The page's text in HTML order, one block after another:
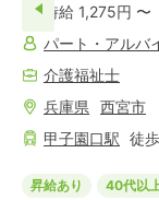
時給 1,275円 〜
パート・アルバ
介護福祉士
兵庫県
西宮市
甲子園口駅 徒歩
昇給あり
40代以